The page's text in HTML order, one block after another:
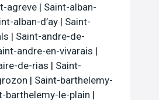
agreve | Saint-alban-
alban-d’ay | Saint-
| Saint-andre-de-
andre-en-vivarais |
de-rias | Saint-
| Saint-barthelemy-
barthelemy-le-plain |